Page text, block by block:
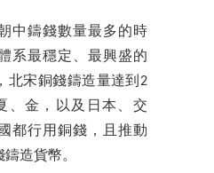
中鑄錢數量最多的時
系最穩定、最興盛的
北宋銅錢鑄造量達到2
、金，以及日本、交
都行用銅錢，且推動
造貨幣。